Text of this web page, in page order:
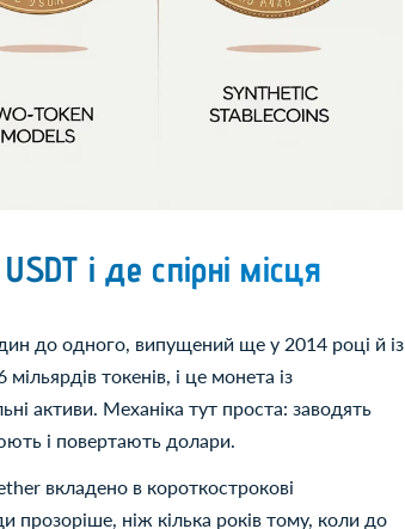
і де спірні місця
до одного, випущений ще у 2014 році й із
токенів, і це монета із
активи. Механіка тут проста: заводять
і повертають долари.
вкладено в короткострокові
прозоріше, ніж кілька років тому, коли до